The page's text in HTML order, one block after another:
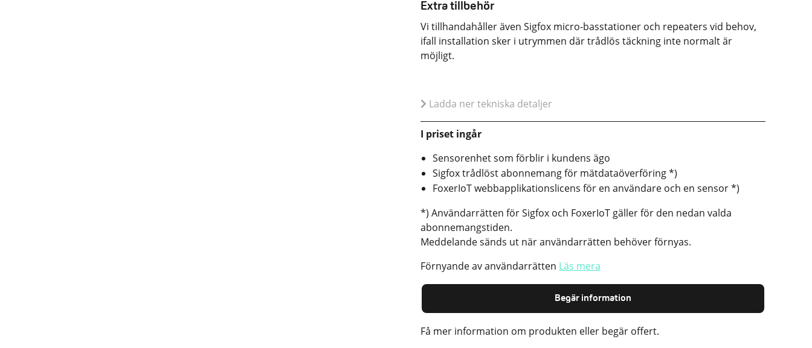
Extra tillbehör
Vi tillhandahåller även Sigfox micro-basstationer och repeaters vid behov,
ifall installation sker i utrymmen där trådlös täckning inte normalt är
möjligt.
Ladda ner tekniska detaljer
I priset ingår
Sensorenhet som förblir i kundens ägo
Sigfox trådlöst abonnemang för mätdataöverföring *)
FoxerIoT webbapplikationslicens för en användare och en sensor *)
*) Användarrätten för Sigfox och FoxerIoT gäller för den nedan valda
abonnemangstiden.
Meddelande sänds ut när användarrätten behöver förnyas.
Förnyande av användarrätten Läs mera
Begär information
Få mer information om produkten eller begär offert.